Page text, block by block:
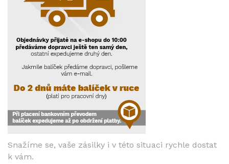
Snažíme se, vaše zásilky i v této situaci rychle dostat
k vám.